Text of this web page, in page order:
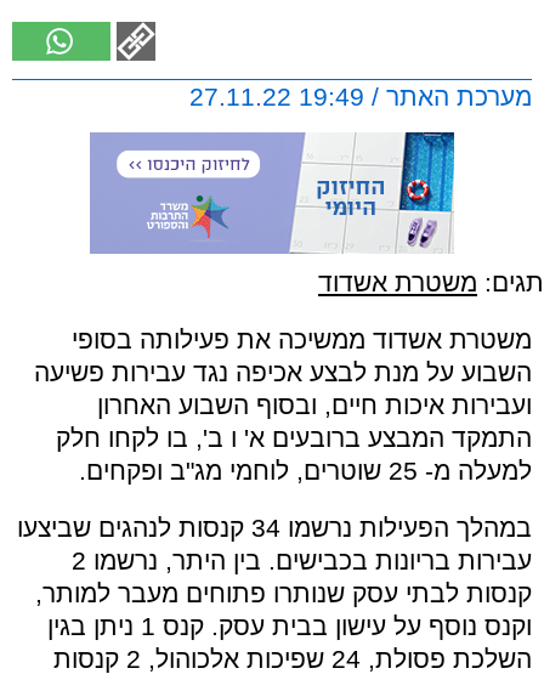
מערכת האתר / 19:49 27.11.22
תגים: משטרת אשדוד
משטרת אשדוד ממשיכה את פעילותה בסופי
השבוע על מנת לבצע אכיפה נגד עבירות פשיעה
ועבירות איכות חיים, ובסוף השבוע האחרון
התמקד המבצע ברובעים א' ו ב', בו לקחו חלק
למעלה מ- 25 שוטרים, לוחמי מג"ב ופקחים.
במהלך הפעילות נרשמו 34 קנסות לנהגים שביצעו
עבירות בריונות בכבישים. בין היתר, נרשמו 2
קנסות לבתי עסק שנותרו פתוחים מעבר למותר,
וקנס נוסף על עישון בבית עסק. קנס 1 ניתן בגין
השלכת פסולת, 24 שפיכות אלכוהול, 2 קנסות